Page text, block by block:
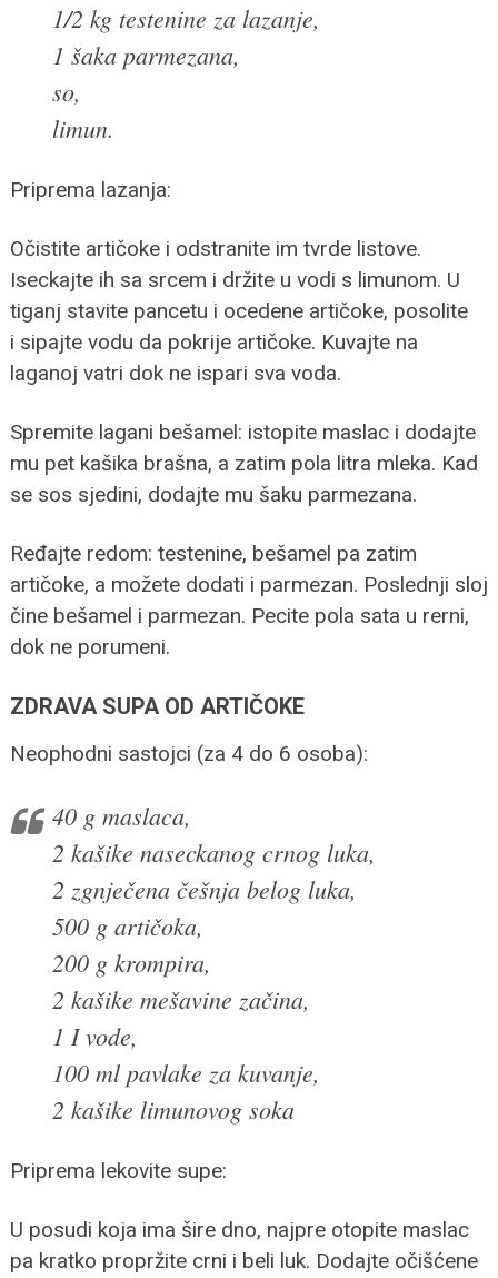
1/2 kg testenine za lazanje,
1 šaka parmezana,
so,
limun.
Priprema lazanja:
Očistite artičoke i odstranite im tvrde listove.
Iseckajte ih sa srcem i držite u vodi s limunom. U
tiganj stavite pancetu i ocedene artičoke, posolite
i sipajte vodu da pokrije artičoke. Kuvajte na
laganoj vatri dok ne ispari sva voda.
Spremite lagani bešamel: istopite maslac i dodajte
mu pet kašika brašna, a zatim pola litra mleka. Kad
se sos sjedini, dodajte mu šaku parmezana.
Ređajte redom: testenine, bešamel pa zatim
artičoke, a možete dodati i parmezan. Poslednji sloj
čine bešamel i parmezan. Pecite pola sata u rerni,
dok ne porumeni.
ZDRAVA SUPA OD ARTIČOKE
Neophodni sastojci (za 4 do 6 osoba):
40 g maslaca,
2 kašike naseckanog crnog luka,
2 zgnječena češnja belog luka,
500 g artičoka,
200 g krompira,
2 kašike mešavine začina,
1 I vode,
100 ml pavlake za kuvanje,
2 kašike limunovog soka
Priprema lekovite supe:
U posudi koja ima šire dno, najpre otopite maslac
pa kratko propržite crni i beli luk. Dodajte očišćene